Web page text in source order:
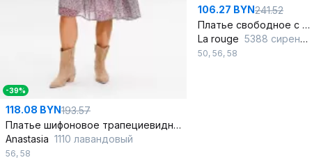
-39%
118.08 BYN193.57
Платье шифоновое трапециевидное с воланами
Anastasia 1110 лавандовый
56, 58
106.27 BYN241.52
Платье свободное с фигурным вырезом и поясом
La rouge 5388 сиреневый-(цветы)
50, 56, 58